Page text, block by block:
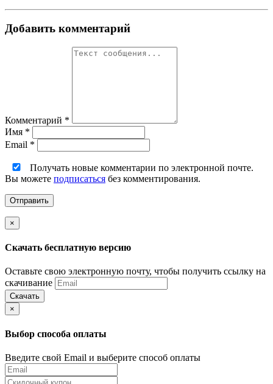
Добавить комментарий
Комментарий *
Имя *
Email *
Получать новые комментарии по электронной почте.
Вы можете подписаться без комментирования.
×
Скачать бесплатную версию
Оставьте свою электронную почту, чтобы получить ссылку на
скачивание
Скачать
×
Выбор способа оплаты
Введите свой Email и выберите способ оплаты